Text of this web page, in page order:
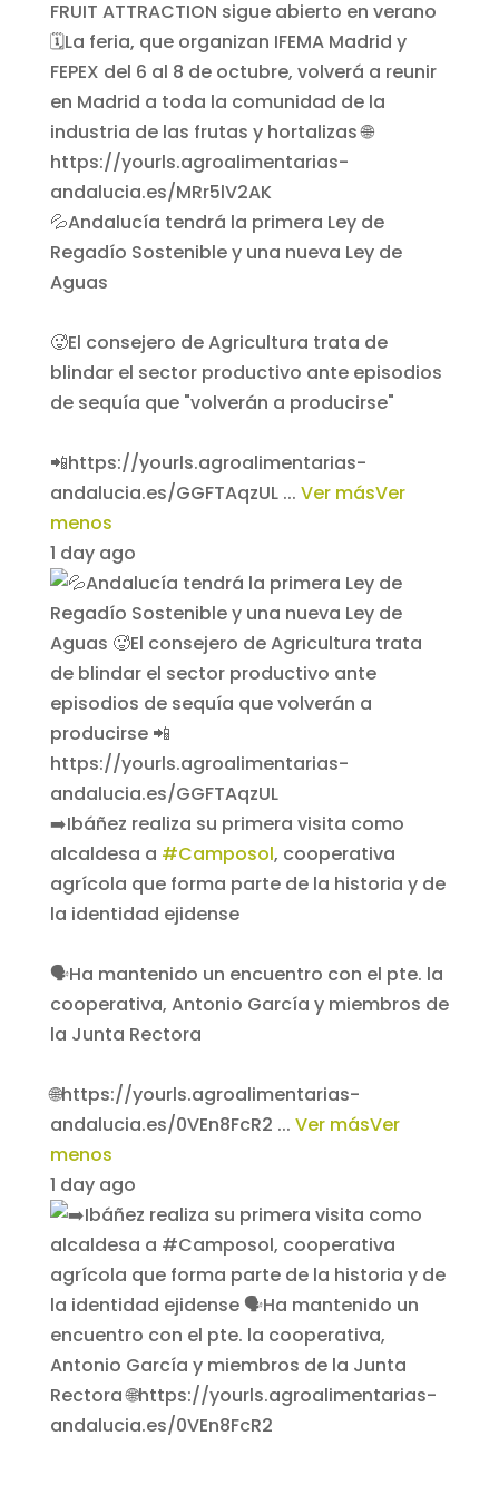
💦Andalucía tendrá la primera Ley de
Regadío Sostenible y una nueva Ley de
Aguas
🥵El consejero de Agricultura trata de
blindar el sector productivo ante episodios
de sequía que "volverán a producirse"
📲https://yourls.agroalimentarias-
andalucia.es/GGFTAqzUL ... Ver másVer
menos
1 day ago
➡️Ibáñez realiza su primera visita como
alcaldesa a #Camposol, cooperativa
agrícola que forma parte de la historia y de
la identidad ejidense
🗣️Ha mantenido un encuentro con el pte. la
cooperativa, Antonio García y miembros de
la Junta Rectora
🌐https://yourls.agroalimentarias-
andalucia.es/0VEn8FcR2 ... Ver másVer
menos
1 day ago